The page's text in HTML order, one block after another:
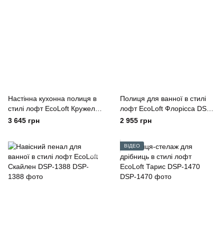
Настінна кухонна полиця в
стилі лофт EcoLoft Кружель
DSP-1315
3 645 грн
Полиця для ванної в стилі
лофт EcoLoft Флорісса DSP-
1400
2 955 грн
ВІДЕО